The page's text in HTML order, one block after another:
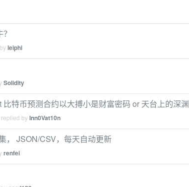
leiphi
Solidity
特币预测合约以大搏小是财富密码 or 天台上的深渊
byInn0Vat10n
， JSON/CSV，每天自动更新
renfei